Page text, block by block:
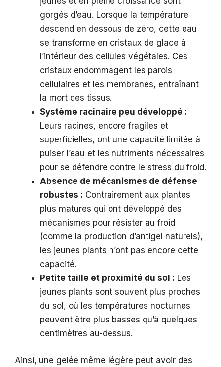
gorgés d’eau. Lorsque la température
descend en dessous de zéro, cette eau
se transforme en cristaux de glace à
l’intérieur des cellules végétales. Ces
cristaux endommagent les parois
cellulaires et les membranes, entraînant
la mort des tissus.
Système racinaire peu développé :
Leurs racines, encore fragiles et
superficielles, ont une capacité limitée à
puiser l’eau et les nutriments nécessaires
pour se défendre contre le stress du froid.
Absence de mécanismes de défense
robustes : Contrairement aux plantes
plus matures qui ont développé des
mécanismes pour résister au froid
(comme la production d’antigel naturels),
les jeunes plants n’ont pas encore cette
capacité.
Petite taille et proximité du sol : Les
jeunes plants sont souvent plus proches
du sol, où les températures nocturnes
peuvent être plus basses qu’à quelques
centimètres au-dessus.
Ainsi, une gelée même légère peut avoir des